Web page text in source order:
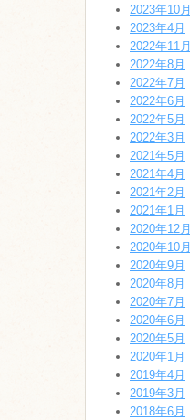
2023年10月
2023年4月
2022年11月
2022年8月
2022年7月
2022年6月
2022年5月
2022年3月
2021年5月
2021年4月
2021年2月
2021年1月
2020年12月
2020年10月
2020年9月
2020年8月
2020年7月
2020年6月
2020年5月
2020年1月
2019年4月
2019年3月
2018年6月